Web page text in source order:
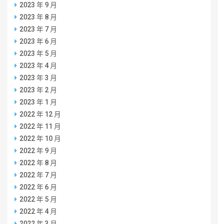
2023 年 9 月
2023 年 8 月
2023 年 7 月
2023 年 6 月
2023 年 5 月
2023 年 4 月
2023 年 3 月
2023 年 2 月
2023 年 1 月
2022 年 12 月
2022 年 11 月
2022 年 10 月
2022 年 9 月
2022 年 8 月
2022 年 7 月
2022 年 6 月
2022 年 5 月
2022 年 4 月